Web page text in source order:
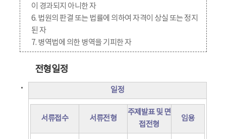
이 경과되지 아니한 자
6. 법원의 판결 또는 법률에 의하여 자격이 상실 또는 정지
된 자
7. 병역법에 의한 병역을 기피한 자
전형일정
일정
서류접수 서류전형
주제발표 및 면
접전형
임용